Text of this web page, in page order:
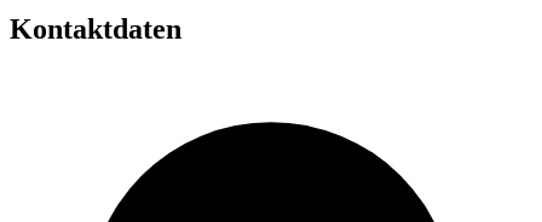
Kontaktdaten